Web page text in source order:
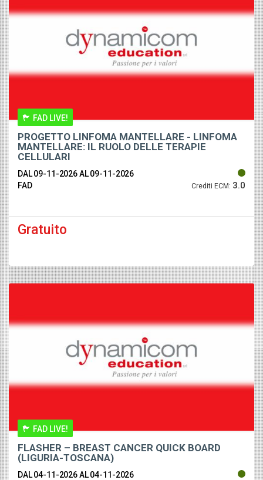
FAD LIVE!
PROGETTO LINFOMA MANTELLARE - LINFOMA
MANTELLARE: IL RUOLO DELLE TERAPIE
CELLULARI
DAL 09-11-2026AL 09-11-2026
FAD
Crediti ECM: 3.0
Gratuito
FAD LIVE!
FLASHER – BREAST CANCER QUICK BOARD
(LIGURIA-TOSCANA)
DAL 04-11-2026AL 04-11-2026